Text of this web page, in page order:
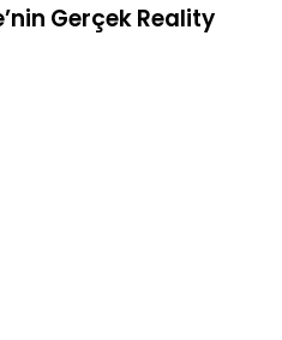
Gerçek Reality